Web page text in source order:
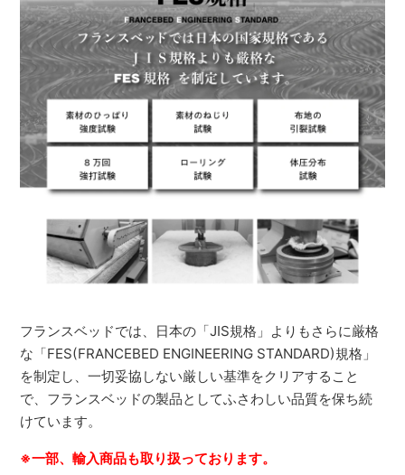
フランスベッドでは、日本の「JIS規格」よりもさらに厳格
な「FES(FRANCEBED ENGINEERING STANDARD)規格」
を制定し、一切妥協しない厳しい基準をクリアすること
で、フランスベッドの製品としてふさわしい品質を保ち続
けています。
※一部、輸入商品も取り扱っております。